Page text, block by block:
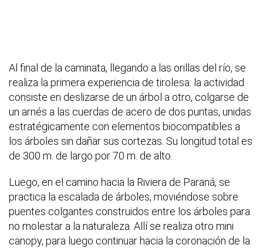
Al final de la caminata, llegando a las orillas del río, se
realiza la primera experiencia de tirolesa: la actividad
consiste en deslizarse de un árbol a otro, colgarse de
un arnés a las cuerdas de acero de dos puntas, unidas
estratégicamente con elementos biocompatibles a
los árboles sin dañar sus cortezas. Su longitud total es
de 300 m. de largo por 70 m. de alto.
Luego, en el camino hacia la Riviera de Paraná, se
practica la escalada de árboles, moviéndose sobre
puentes colgantes construidos entre los árboles para
no molestar a la naturaleza. Allí se realiza otro mini
canopy, para luego continuar hacia la coronación de la